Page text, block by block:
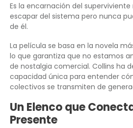
Es la encarnación del
escapar del sistema pero nunca
de él.
La película se basa en la novela
lo que garantiza que no estamos
de nostalgia comercial. Collins ha
capacidad única para entender
colectivos se transmiten de
Un Elenco que
Presente